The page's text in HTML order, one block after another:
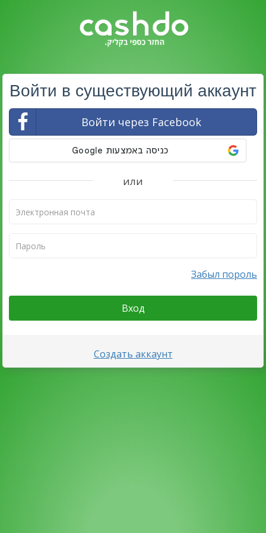
Войти в существующий аккаунт
Войти через Facebook
или
Забыл пороль
Вход
Создать аккаунт